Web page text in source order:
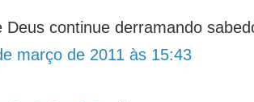
Deus continue derramando
março de 2011 às 15:43